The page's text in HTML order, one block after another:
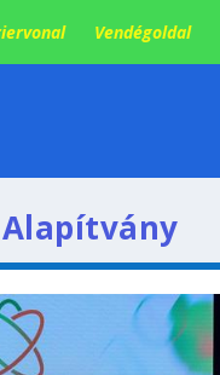
Vendégoldal
Alapítvány